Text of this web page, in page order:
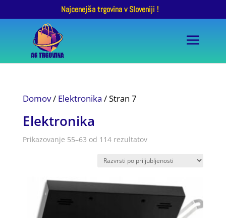
Najcenejša trgovina v Sloveniji !
Domov/ Elektronika / Stran 7
Elektronika
Prikazovanje 55–63 od 114 rezultatovRazvrščeno
priljubljenosti